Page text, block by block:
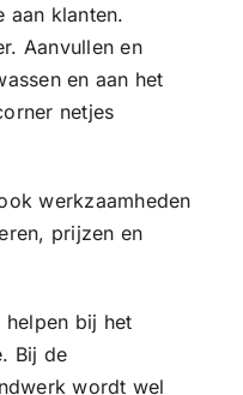
aan klanten.
Aanvullen en
en aan het
netjes
werkzaamheden
prijzen en
bij het
Bij de
wordt wel